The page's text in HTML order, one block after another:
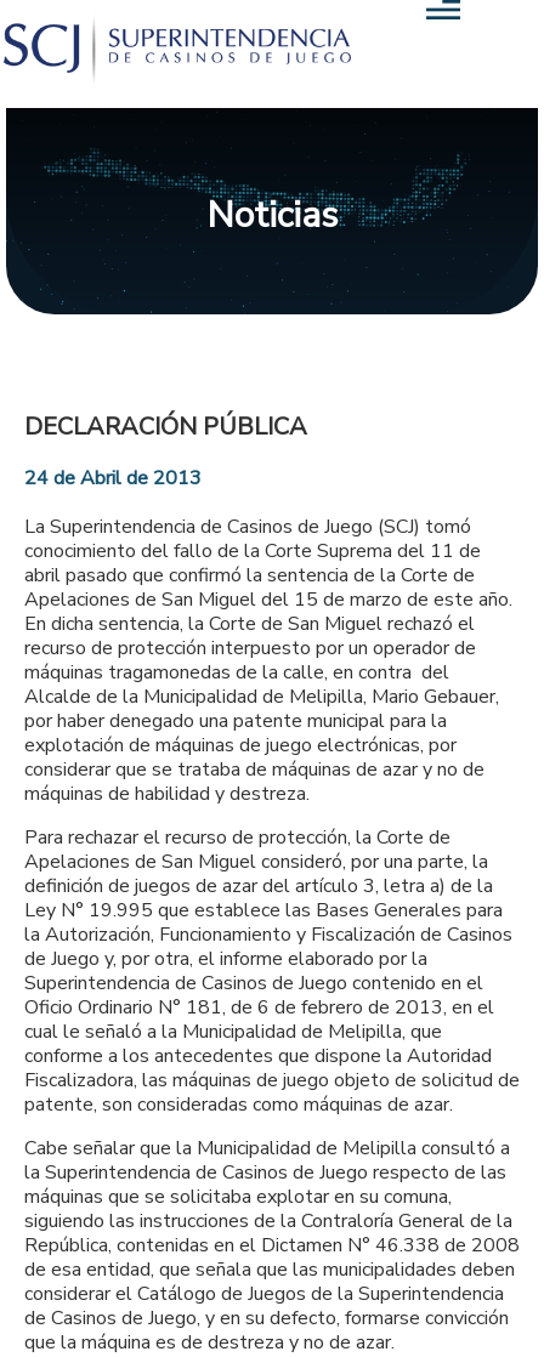
Noticias
DECLARACIÓN PÚBLICA
24 de Abril de 2013
La Superintendencia de Casinos de Juego (SCJ) tomó
conocimiento del fallo de la Corte Suprema del 11 de
abril pasado que confirmó la sentencia de la Corte de
Apelaciones de San Miguel del 15 de marzo de este año.
En dicha sentencia, la Corte de San Miguel rechazó el
recurso de protección interpuesto por un operador de
máquinas tragamonedas de la calle, en contra del
Alcalde de la Municipalidad de Melipilla, Mario Gebauer,
por haber denegado una patente municipal para la
explotación de máquinas de juego electrónicas, por
considerar que se trataba de máquinas de azar y no de
máquinas de habilidad y destreza.
Para rechazar el recurso de protección, la Corte de
Apelaciones de San Miguel consideró, por una parte, la
definición de juegos de azar del artículo 3, letra a) de la
Ley N° 19.995 que establece las Bases Generales para
la Autorización, Funcionamiento y Fiscalización de Casinos
de Juego y, por otra, el informe elaborado por la
Superintendencia de Casinos de Juego contenido en el
Oficio Ordinario N° 181, de 6 de febrero de 2013, en el
cual le señaló a la Municipalidad de Melipilla, que
conforme a los antecedentes que dispone la Autoridad
Fiscalizadora, las máquinas de juego objeto de solicitud de
patente, son consideradas como máquinas de azar.
Cabe señalar que la Municipalidad de Melipilla consultó a
la Superintendencia de Casinos de Juego respecto de las
máquinas que se solicitaba explotar en su comuna,
siguiendo las instrucciones de la Contraloría General de la
República, contenidas en el Dictamen N° 46.338 de 2008
de esa entidad, que señala que las municipalidades deben
considerar el Catálogo de Juegos de la Superintendencia
de Casinos de Juego, y en su defecto, formarse convicción
que la máquina es de destreza y no de azar.